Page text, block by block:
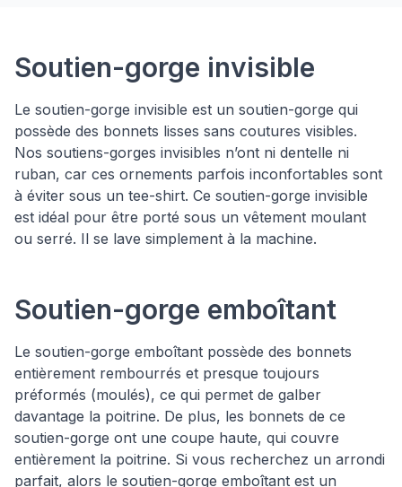
Types de soutiens-gorges
Soutien-gorge invisible
Le soutien-gorge invisible est un soutien-gorge qui
possède des bonnets lisses sans coutures visibles.
Nos soutiens-gorges invisibles n’ont ni dentelle ni
ruban, car ces ornements parfois inconfortables sont
à éviter sous un tee-shirt. Ce soutien-gorge invisible
est idéal pour être porté sous un vêtement moulant
ou serré. Il se lave simplement à la machine.
Soutien-gorge emboîtant
Le soutien-gorge emboîtant possède des bonnets
entièrement rembourrés et presque toujours
préformés (moulés), ce qui permet de galber
davantage la poitrine. De plus, les bonnets de ce
soutien-gorge ont une coupe haute, qui couvre
entièrement la poitrine. Si vous recherchez un arrondi
parfait, alors le soutien-gorge emboîtant est un